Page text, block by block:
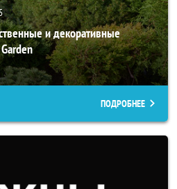
и декоративные
ПОДРОБНЕЕ